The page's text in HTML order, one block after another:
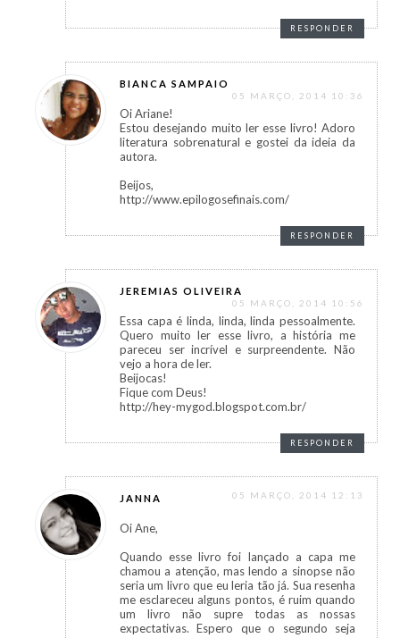
RESPONDER
BIANCA SAMPAIO
05 MARÇO, 2014 10:36
Oi Ariane!
Estou desejando muito ler esse livro! Adoro
literatura sobrenatural e gostei da ideia da
autora.
Beijos,
http://www.epilogosefinais.com/
RESPONDER
JEREMIAS OLIVEIRA
05 MARÇO, 2014 10:56
Essa capa é linda, linda, linda pessoalmente.
Quero muito ler esse livro, a história me
pareceu ser incrível e surpreendente. Não
vejo a hora de ler.
Beijocas!
Fique com Deus!
http://hey-mygod.blogspot.com.br/
RESPONDER
JANNA 05 MARÇO, 2014 12:13
Oi Ane,
Quando esse livro foi lançado a capa me
chamou a atenção, mas lendo a sinopse não
seria um livro que eu leria tão já. Sua resenha
me esclareceu alguns pontos, é ruim quando
um livro não supre todas as nossas
expectativas. Espero que o segundo seja